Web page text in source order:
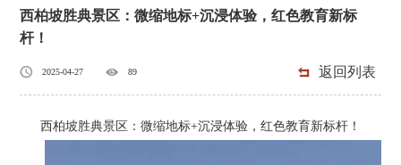
西柏坡胜典景区：微缩地标+沉浸体验，红色教育新标
杆！
2025-04-27 89 返回列表
西柏坡胜典景区：微缩地标+沉浸体验，红色教育新标杆！